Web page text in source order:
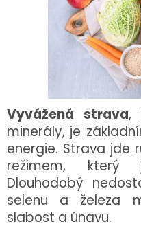
Vyvážená strava,
minerály, je
energie. Strava jde
režimem, který
Dlouhodobý
selenu a železa
slabost a únavu.